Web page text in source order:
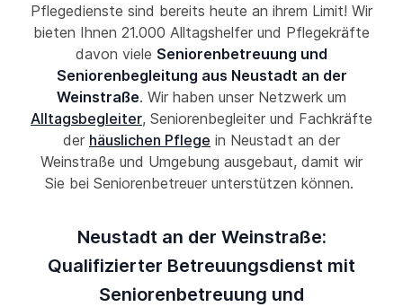
Pflegedienste sind bereits heute an ihrem Limit! Wir
bieten Ihnen 21.000 Alltagshelfer und Pflegekräfte
davon viele Seniorenbetreuung und
Seniorenbegleitung aus Neustadt an der
Weinstraße. Wir haben unser Netzwerk um
Alltagsbegleiter, Seniorenbegleiter und Fachkräfte
der häuslichen Pflege in Neustadt an der
Weinstraße und Umgebung ausgebaut, damit wir
Sie bei Seniorenbetreuer unterstützen können.
Neustadt an der Weinstraße:
Qualifizierter Betreuungsdienst mit
Seniorenbetreuung und